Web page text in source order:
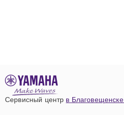
Сервисный центр в Благовещенске